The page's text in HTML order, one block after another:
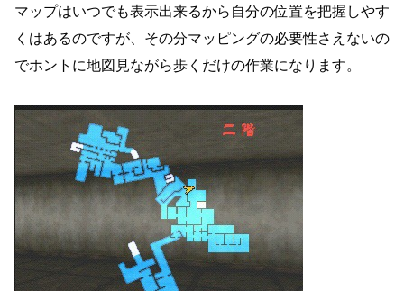
マップはいつでも表示出来るから自分の位置を把握しやす
くはあるのですが、その分マッピングの必要性さえないの
でホントに地図見ながら歩くだけの作業になります。